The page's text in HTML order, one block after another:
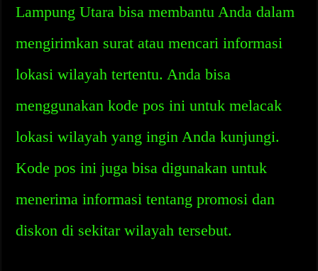
Lampung Utara bisa membantu Anda dalam
mengirimkan surat atau mencari informasi
lokasi wilayah tertentu. Anda bisa
menggunakan kode pos ini untuk melacak
lokasi wilayah yang ingin Anda kunjungi.
Kode pos ini juga bisa digunakan untuk
menerima informasi tentang promosi dan
diskon di sekitar wilayah tersebut.